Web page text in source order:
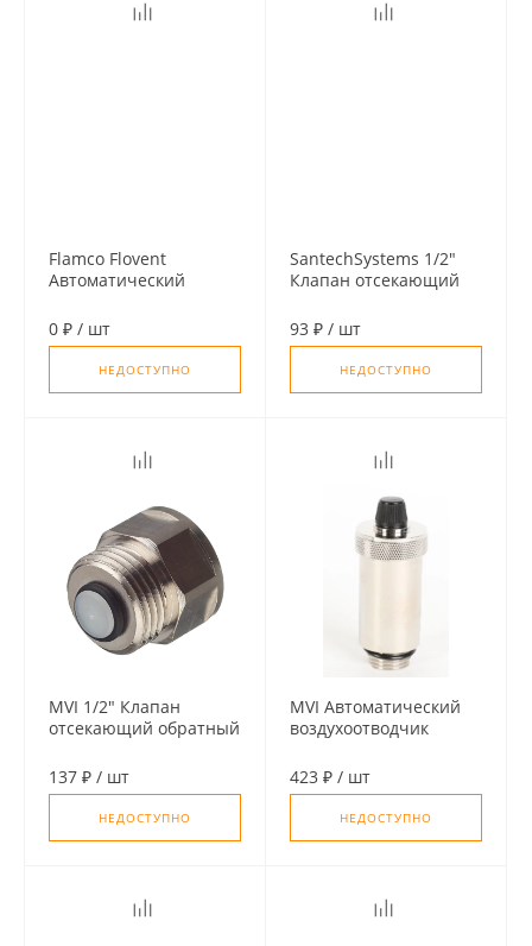
Flamco Flovent
Автоматический
прямое подключение,
с отсечным клапаном
0 ₽ / шт
НЕДОСТУПНО
SantechSystems 1/2"
Клапан отсекающий
уплотнением
93 ₽ / шт
НЕДОСТУПНО
MVI 1/2" Клапан
отсекающий обратный
137 ₽ / шт
НЕДОСТУПНО
MVI Автоматический
воздухоотводчик
423 ₽ / шт
НЕДОСТУПНО